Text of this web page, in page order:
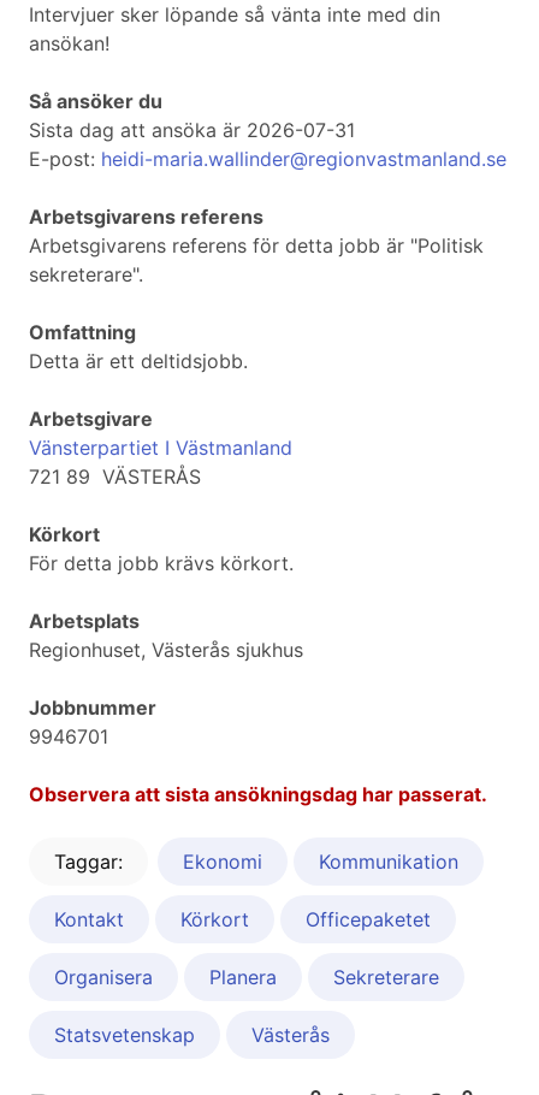
Intervjuer sker löpande så vänta inte med din
ansökan!
Så ansöker du
Sista dag att ansöka är 2026-07-31
E-post: heidi-maria.wallinder@regionvastmanland.se
Arbetsgivarens referens
Arbetsgivarens referens för detta jobb är "Politisk
sekreterare".
Omfattning
Detta är ett deltidsjobb.
Arbetsgivare
Vänsterpartiet I Västmanland
721 89 VÄSTERÅS
Körkort
För detta jobb krävs körkort.
Arbetsplats
Regionhuset, Västerås sjukhus
Jobbnummer
9946701
Observera att sista ansökningsdag har passerat.
Taggar: Ekonomi Kommunikation
Kontakt Körkort Officepaketet
Organisera Planera Sekreterare
Statsvetenskap Västerås